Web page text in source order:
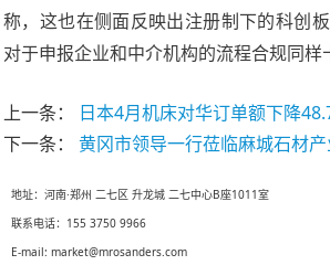
称，这也在侧面反映出注册制下的科创
对于申报企业和中介机构的流程合规同样
上一条：
日本4月机床对华订单额下降
下一条：
黄冈市领导一行莅临麻城石材
地址：河南·郑州 二七区 升龙城 二七中心B座1011室
联系电话：155 3750 9966
E-mail: market@mrosanders.com